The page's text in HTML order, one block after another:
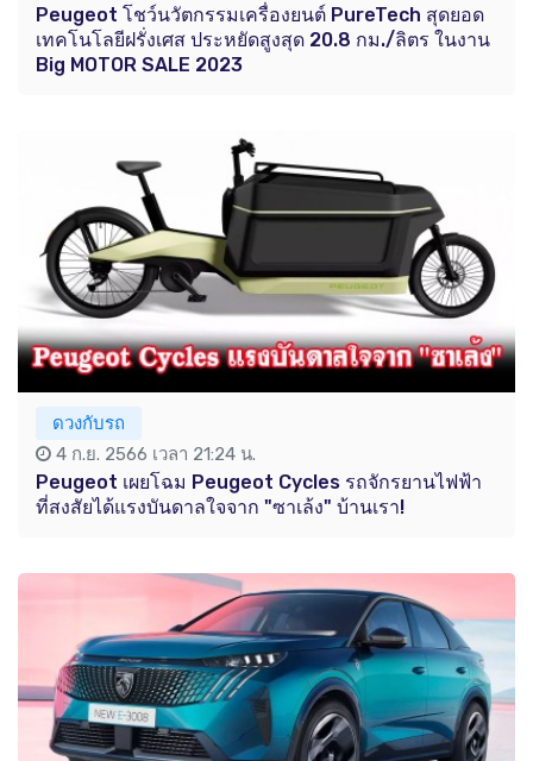
Peugeot โชว์นวัตกรรมเครื่องยนต์ PureTech สุดยอด
เทคโนโลยีฝรั่งเศส ประหยัดสูงสุด 20.8 กม./ลิตร ในงาน
Big MOTOR SALE 2023
ดวงกับรถ
4 ก.ย. 2566 เวลา 21:24 น.
Peugeot เผยโฉม Peugeot Cycles รถจักรยานไฟฟ้า
ที่สงสัยได้แรงบันดาลใจจาก "ซาเล้ง" บ้านเรา!